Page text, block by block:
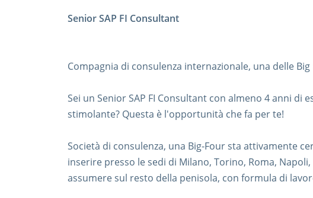
Senior SAP FI Consultant
Compagnia di consulenza internazionale, una delle
Sei un Senior SAP FI Consultant con almeno 4 anni di
stimolante? Questa è l'opportunità che fa per te!
Società di consulenza, una Big-Four sta attivamente
inserire presso le sedi di Milano, Torino, Roma,
assumere sul resto della penisola, con formula di